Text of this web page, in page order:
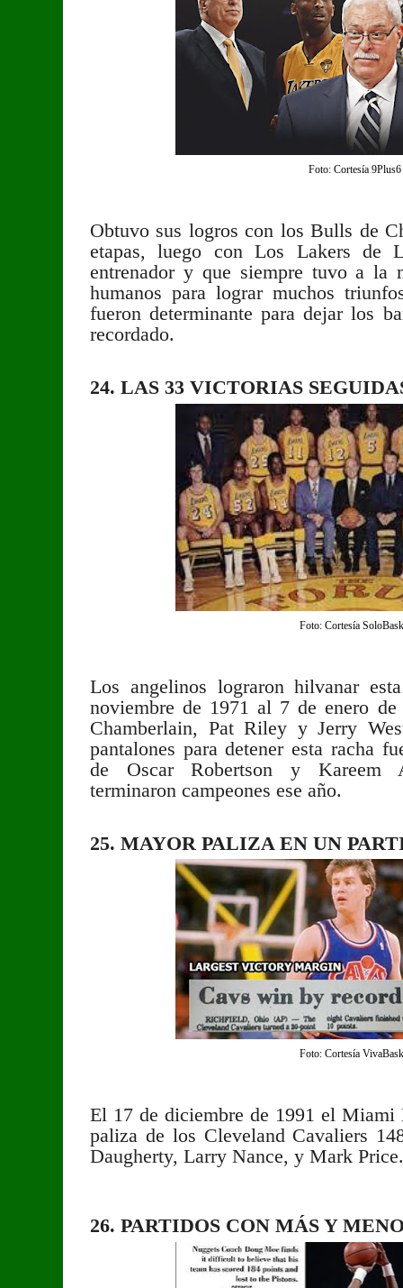
Foto: Cortesía 9Plus6
Obtuvo sus logros con los Bulls de
etapas, luego con Los Lakers de
entrenador y que siempre tuvo a la
humanos para lograr muchos
fueron determinante para dejar los
recordado.
24. LAS 33 VICTORIAS
Foto: Cortesía
Los angelinos lograron hilvanar
noviembre de 1971 al 7 de enero
Chamberlain, Pat Riley y Jerry
pantalones para detener esta racha
de Oscar Robertson y Kareem
terminaron campeones ese año.
25. MAYOR PALIZA EN UN
Foto: Cortesía
El 17 de diciembre de 1991 el Miami
paliza de los Cleveland Cavaliers
Daugherty, Larry Nance, y Mark Price.
26. PARTIDOS CON MÁS Y